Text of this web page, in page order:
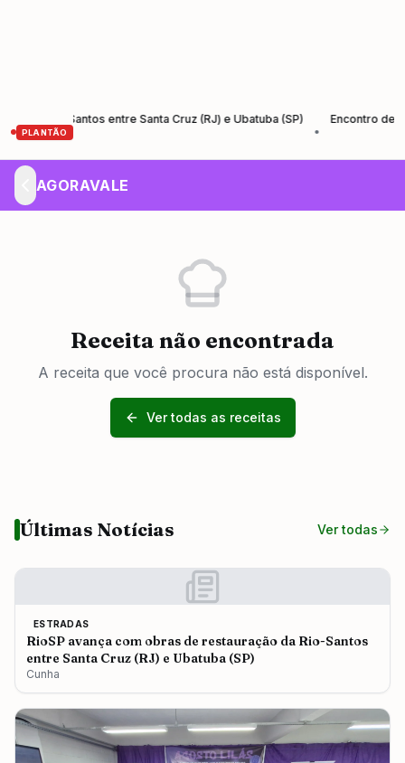
PLANTÃO
Rio-Santos entre Santa Cruz (RJ) e Ubatuba (SP)
Encontro de
AGORAVALE
Receita não encontrada
A receita que você procura não está disponível.
Ver todas as receitas
Últimas Notícias Ver todas
ESTRADAS
RioSP avança com obras de restauração da Rio-Santos
entre Santa Cruz (RJ) e Ubatuba (SP)
Cunha